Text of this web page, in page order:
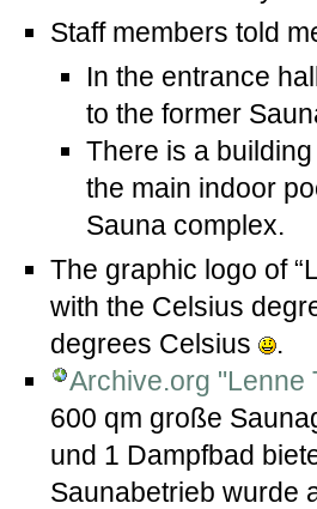
Staff members told
In the entrance
to the former
There is a
the main indoor
Sauna complex.
The graphic logo of
with the Celsius
degrees Celsius
.
Archive.org "Lenne
600 qm große
und 1 Dampfbad
Saunabetrieb wurde